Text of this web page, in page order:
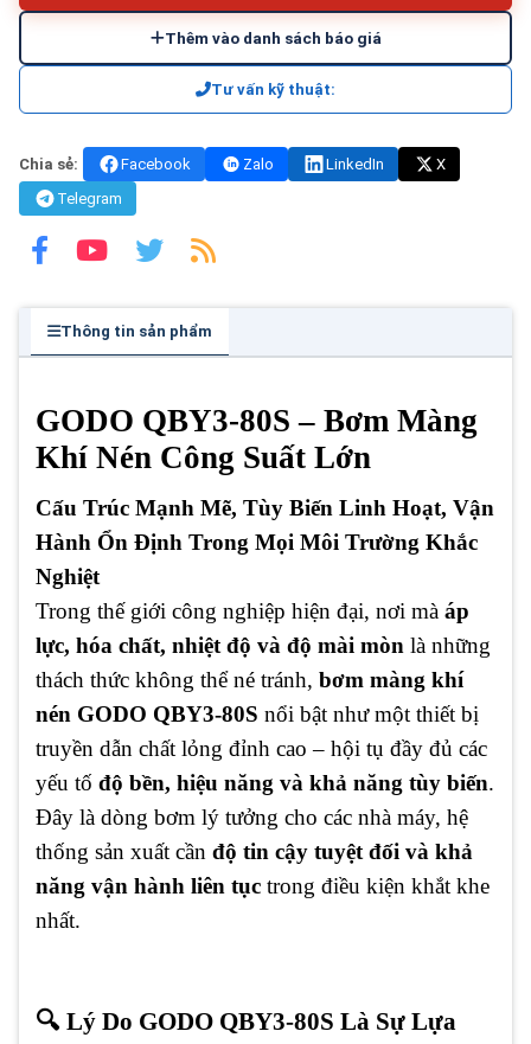
Thêm vào danh sách báo giá
Tư vấn kỹ thuật:
Chia sẻ: Facebook Zalo LinkedIn
X
Telegram
Thông tin sản phẩm
GODO QBY3-80S – Bơm Màng
Khí Nén Công Suất Lớn
Cấu Trúc Mạnh Mẽ, Tùy Biến Linh Hoạt, Vận
Hành Ổn Định Trong Mọi Môi Trường Khắc
Nghiệt
Trong thế giới công nghiệp hiện đại, nơi mà áp
lực, hóa chất, nhiệt độ và độ mài mòn là những
thách thức không thể né tránh, bơm màng khí
nén GODO QBY3-80S nổi bật như một thiết bị
truyền dẫn chất lỏng đỉnh cao – hội tụ đầy đủ các
yếu tố độ bền, hiệu năng và khả năng tùy biến.
Đây là dòng bơm lý tưởng cho các nhà máy, hệ
thống sản xuất cần độ tin cậy tuyệt đối và khả
năng vận hành liên tục trong điều kiện khắt khe
nhất.
🔍 Lý Do GODO QBY3-80S Là Sự Lựa